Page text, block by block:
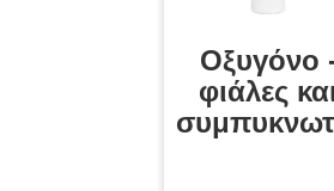
Οξυγόνο
φιάλες